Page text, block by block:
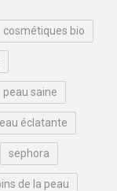
cosmétiques bio
peau saine
éclatante
sephora
de la peau